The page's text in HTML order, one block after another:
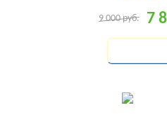
9 000руб. 7